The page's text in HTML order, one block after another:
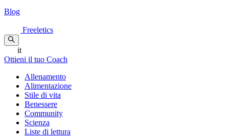
Blog
Freeletics
it
Ottieni il tuo Coach
Allenamento
Alimentazione
Stile di vita
Benessere
Community
Scienza
Liste di lettura